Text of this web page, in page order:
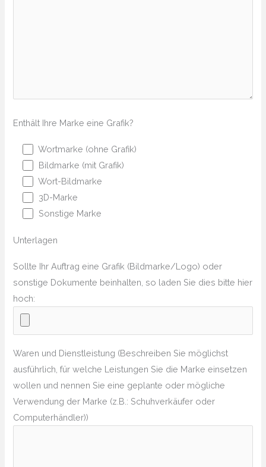
Enthält Ihre Marke eine Grafik?
Wortmarke (ohne Grafik)
Bildmarke (mit Grafik)
Wort-Bildmarke
3D-Marke
Sonstige Marke
Unterlagen
Sollte Ihr Auftrag eine Grafik (Bildmarke/Logo) oder
sonstige Dokumente beinhalten, so laden Sie dies bitte hier
hoch:
Waren und Dienstleistung (Beschreiben Sie möglichst
ausführlich, für welche Leistungen Sie die Marke einsetzen
wollen und nennen Sie eine geplante oder mögliche
Verwendung der Marke (z.B.: Schuhverkäufer oder
Computerhändler))